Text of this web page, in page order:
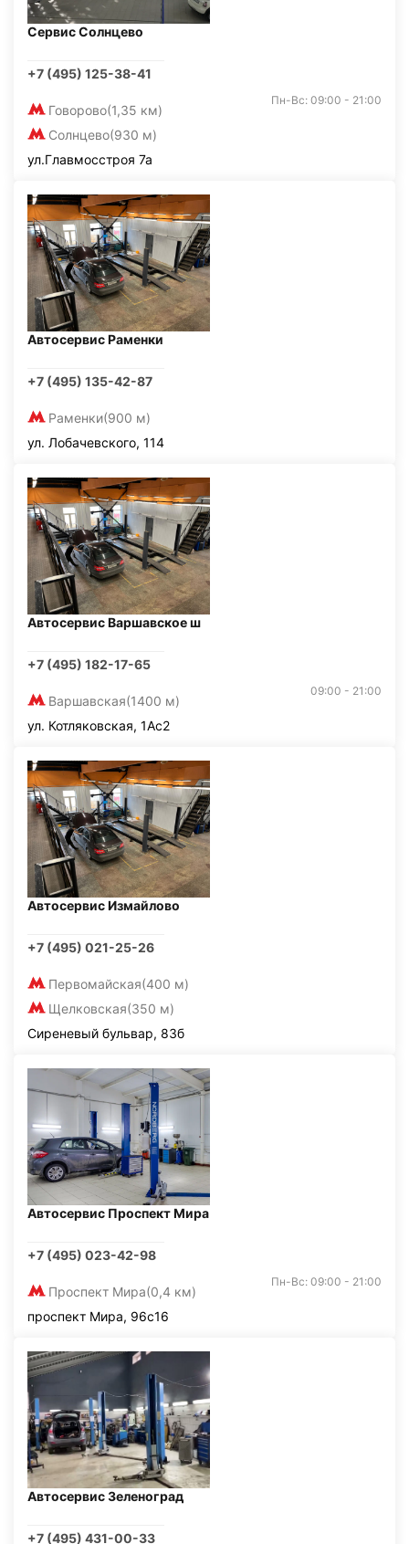
Сервис Солнцево
+7 (495) 125-38-41
Говорово(1,35 км)
Солнцево(930 м)
Пн-Вс: 09:00 - 21:00
ул.Главмосстроя 7а
Автосервис Раменки
+7 (495) 135-42-87
Раменки(900 м)
ул. Лобачевского, 114
Автосервис Варшавское ш
+7 (495) 182-17-65
Варшавская(1400 м)
09:00 - 21:00
ул. Котляковская, 1Ас2
Автосервис Измайлово
+7 (495) 021-25-26
Первомайская(400 м)
Щелковская(350 м)
Сиреневый бульвар, 83б
Автосервис Проспект Мира
+7 (495) 023-42-98
Проспект Мира(0,4 км)
Пн-Вс: 09:00 - 21:00
проспект Мира, 96с16
Автосервис Зеленоград
+7 (495) 431-00-33